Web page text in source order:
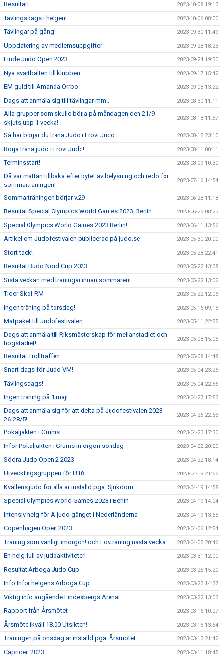
Resultat! 2023-10-08 19:13
Tävlingsdags i helgen! 2023-10-06 08:00
Tävlingar på gång! 2023-09-30 11:49
Uppdatering av medlemsuppgifter 2023-09-28 18:23
Linde Judo Open 2023 2023-09-24 19:30
Nya svartbälten till klubben 2023-09-17 15:42
EM guld till Amanda Orrbo 2023-09-08 13:22
Dags att anmäla sig till tävlingar mm.. 2023-08-30 11:11
Alla grupper som skulle börja på måndagen den 21/9
skjuts upp 1 vecka!
2023-08-18 11:57
Så här börjar du träna Judo i Frövi Judo: 2023-08-15 23:10
Börja träna judo i Frövi Judo! 2023-08-11 00:11
Terminsstart! 2023-08-09 10:30
Då var mattan tillbaka efter bytet av belysning och redo för
sommarträningen!
2023-07-16 14:54
Sommarträningen börjar v.29 2023-06-28 11:18
Resultat Special Olympics World Games 2023, Berlin 2023-06-25 08:23
Special Olympics World Games 2023 Berlin! 2023-06-11 13:56
Artikel om Judofestivalen publicerad på judo.se 2023-05-30 20:00
Stort tack! 2023-05-28 22:41
Resultat Budo Nord Cup 2023 2023-05-22 13:38
Sista veckan med träningar innan sommaren! 2023-05-22 13:02
Tider Skol-RM 2023-05-22 12:06
Ingen träning på torsdag! 2023-05-16 09:15
Matpaket till Judofestivalen 2023-05-11 22:55
Dags att anmäla till Riksmästerskap för mellanstadiet och
högstadiet!
2023-05-08 15:05
Resultat Trollträffen 2023-05-08 14:48
Snart dags för Judo VM! 2023-05-04 23:26
Tävlingsdags! 2023-05-04 22:56
Ingen träning på 1 maj! 2023-04-27 17:53
Dags att anmäla sig för att delta på Judofestivalen 2023
26-28/5!
2023-04-26 22:53
Pokaljakten i Grums 2023-04-23 17:30
Inför Pokaljakten i Grums imorgon söndag 2023-04-22 20:20
Södra Judo Open 2 2023 2023-04-22 18:14
Utvecklingsgruppen för U18 2023-04-19 21:55
Kvällens judo för alla är inställd pga. Sjukdom 2023-04-19 14:58
Special Olympics World Games 2023 i Berlin 2023-04-19 14:04
Intensiv helg för A-judo gänget i Nederländerna 2023-04-19 13:55
Copenhagen Open 2023 2023-04-06 12:54
Träning som vanligt imorgon! och Lovträning nästa vecka 2023-04-05 20:46
En helg full av judoaktiviteter! 2023-03-31 12:00
Resultat Arboga Judo Cup 2023-03-25 15:20
Info Inför helgens Arboga Cup 2023-03-23 14:37
Viktig info angående Lindesbergs Arena! 2023-03-22 13:03
Rapport från Årsmötet 2023-03-16 10:07
Årsmöte ikväll 18.00 Utsikten! 2023-03-15 13:54
Träningen på onsdag är inställd pga. Årsmötet 2023-03-13 21:42
Capricen 2023 2023-03-11 18:45